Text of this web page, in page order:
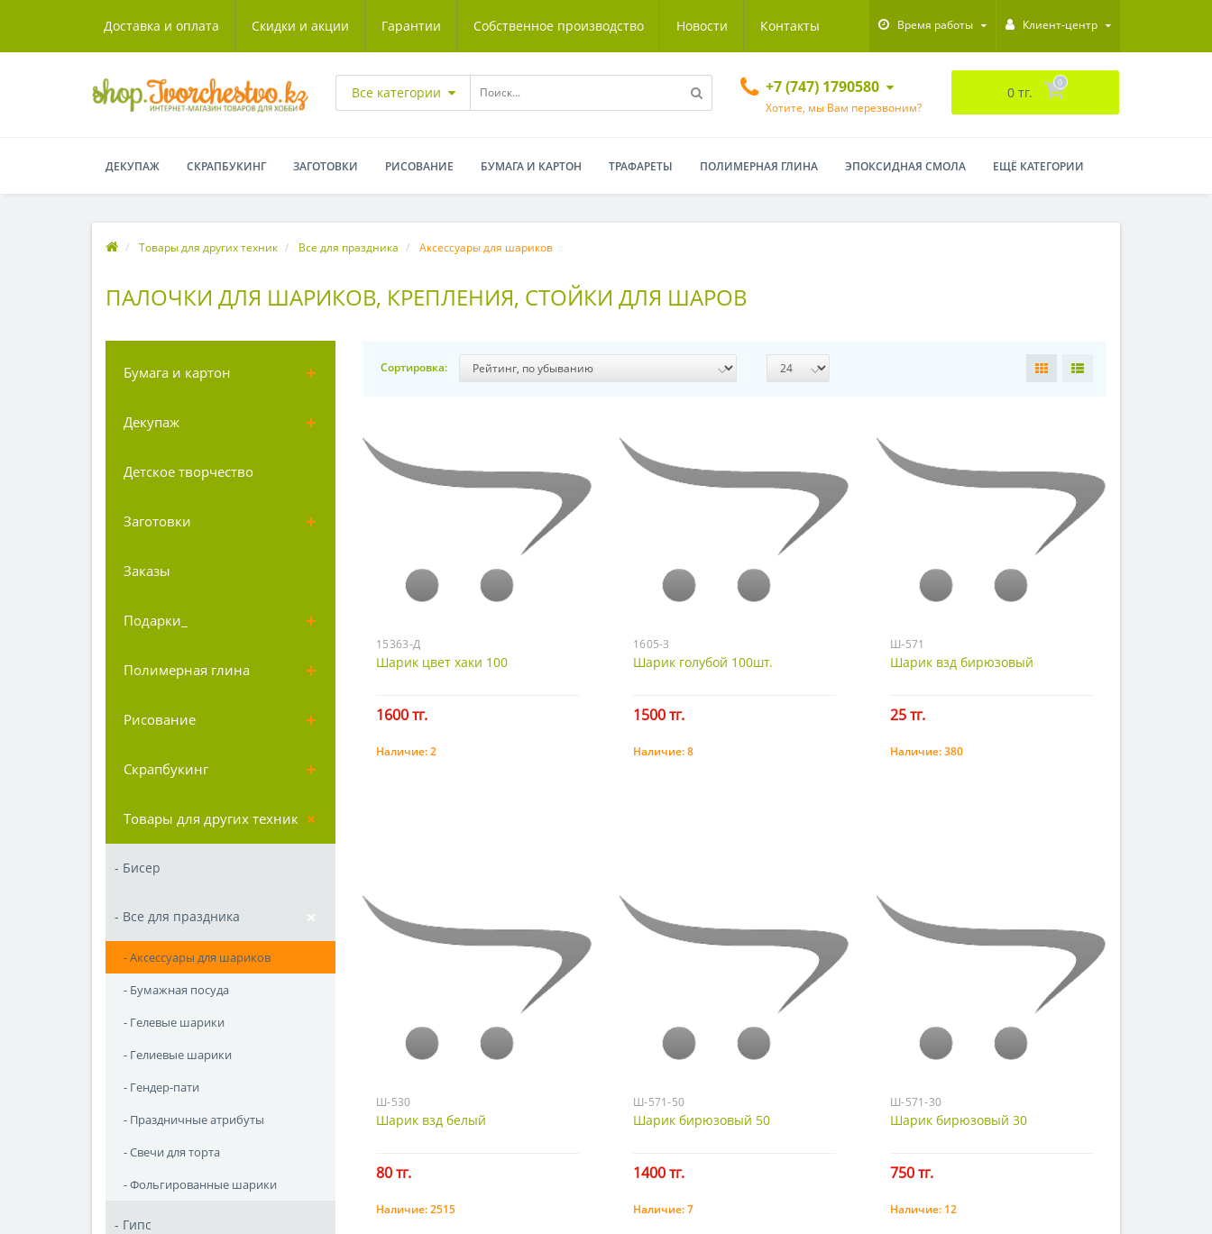
Доставка и оплата Скидки и акции Гарантии Собственное производство Новости Контакты Время работы Клиент-центр
Все категории +7 (747) 1790580
Хотите, мы Вам перезвоним?
0 тг.
0
ДЕКУПАЖ СКРАПБУКИНГ ЗАГОТОВКИ РИСОВАНИЕ БУМАГА И КАРТОН ТРАФАРЕТЫ ПОЛИМЕРНАЯ ГЛИНА ЭПОКСИДНАЯ СМОЛА ЕЩЁ КАТЕГОРИИ
Товары для других техник Все для праздника Аксессуары для шариков
ПАЛОЧКИ ДЛЯ ШАРИКОВ, КРЕПЛЕНИЯ, СТОЙКИ ДЛЯ ШАРОВ
Бумага и картон
Декупаж
Детское творчество
Заготовки
Заказы
Подарки_
Полимерная глина
Рисование
Скрапбукинг
Товары для других техник
- Бисер
- Все для праздника
- Аксессуары для шариков
- Бумажная посуда
- Гелевые шарики
- Гелиевые шарики
- Гендер-пати
- Праздничные атрибуты
- Свечи для торта
- Фольгированные шарики
- Гипс
Сортировка:
15363-Д
Шарик цвет хаки 100
1600 тг.
Купить
Наличие:2
1605-3
Шарик голубой 100шт.
1500 тг.
Купить
Наличие:8
Ш-571
Шарик взд бирюзовый
25 тг.
Купить
Наличие:380
Ш-530
Шарик взд белый
80 тг.
Купить
Наличие:2515
Ш-571-50
Шарик бирюзовый 50
1400 тг.
Купить
Наличие:7
Ш-571-30
Шарик бирюзовый 30
750 тг.
Купить
Наличие: 12